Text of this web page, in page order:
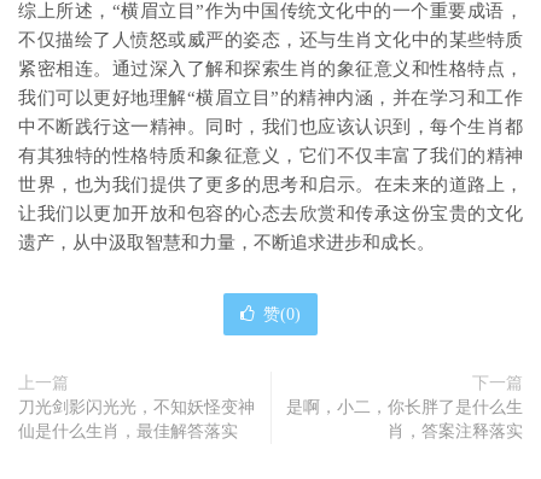
综上所述，“横眉立目”作为中国传统文化中的一个重要成语，
不仅描绘了人愤怒或威严的姿态，还与生肖文化中的某些特质
紧密相连。通过深入了解和探索生肖的象征意义和性格特点，
我们可以更好地理解“横眉立目”的精神内涵，并在学习和工作
中不断践行这一精神。同时，我们也应该认识到，每个生肖都
有其独特的性格特质和象征意义，它们不仅丰富了我们的精神
世界，也为我们提供了更多的思考和启示。在未来的道路上，
让我们以更加开放和包容的心态去欣赏和传承这份宝贵的文化
遗产，从中汲取智慧和力量，不断追求进步和成长。
赞(0)
上一篇
刀光剑影闪光光，不知妖怪变神
仙是什么生肖，最佳解答落实
下一篇
是啊，小二，你长胖了是什么生
肖，答案注释落实